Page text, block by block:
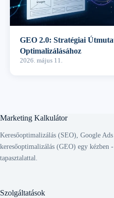
GEO 2.0: Stratégiai
Optimalizálásához
2026. május 11.
Marketing Kalkulátor
Keresőoptimalizálás (SEO), Google
keresőoptimalizálás (GEO) egy kézben
tapasztalattal.
Szolgáltatások